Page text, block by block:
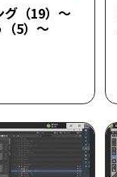
グ（19）～
5）～